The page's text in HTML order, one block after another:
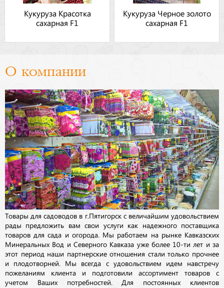
Кукуруза Красотка
сахарная F1
Кукуруза Черное золото
сахарная F1
О компании
Товары для садоводов в г.Пятигорск с величайшим удовольствием
рады предложить вам свои услуги как надежного поставщика
товаров для сада и огорода. Мы работаем на рынке Кавказских
Минеральных Вод и Северного Кавказа уже более 10-ти лет и за
этот период наши партнерские отношения стали только прочнее
и плодотворней. Мы всегда с удовольствием идем навстречу
пожеланиям клиента и подготовили ассортимент товаров с
учетом Ваших потребностей. Для постоянных клиентов